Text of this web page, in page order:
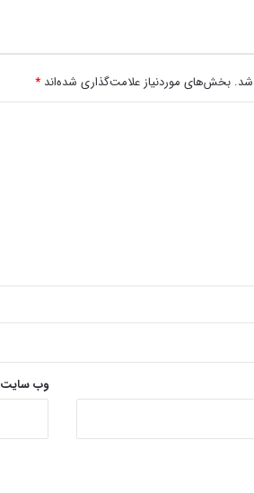
شد. بخش‌های موردنیاز علامت‌گذاری شده‌اند *
وب‌ سایت